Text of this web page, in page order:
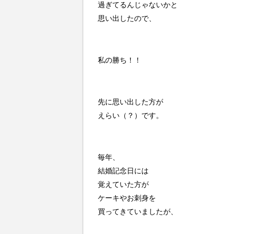
過ぎてるんじゃないかと
思い出したので、
私の勝ち！！
先に思い出した方が
えらい（？）です。
毎年、
結婚記念日には
覚えていた方が
ケーキやお刺身を
買ってきていましたが、